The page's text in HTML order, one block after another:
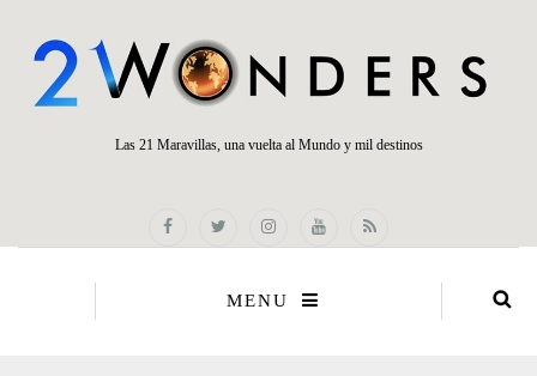
Las 21 Maravillas, una vuelta al Mundo y mil destinos
MENU